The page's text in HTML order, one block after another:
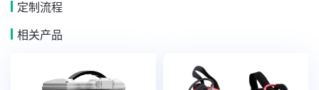
定制流程
相关产品